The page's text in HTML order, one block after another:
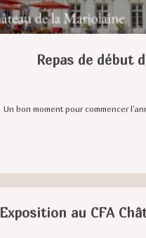
Repas de début
Un bon moment pour commencer
Exposition au CFA